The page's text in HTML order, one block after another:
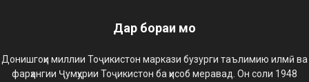
Дар бораи мо
Донишгоҳи миллии Тоҷикистон маркази бузурги таълимию илмӣ ва
фарҳангии Ҷумҳурии Тоҷикистон ба ҳисоб меравад. Он соли 1948